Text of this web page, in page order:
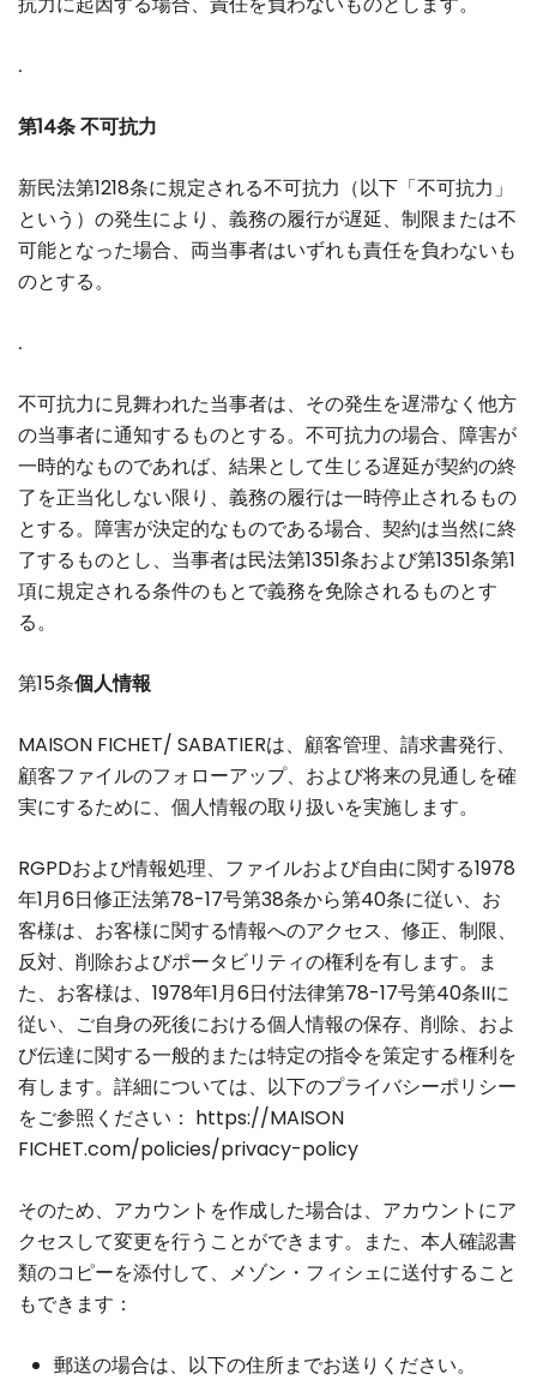
.
第14条 不可抗力
新民法第1218条に規定される不可抗力（以下「不可抗力」
という）の発生により、義務の履行が遅延、制限または不
可能となった場合、両当事者はいずれも責任を負わないも
のとする。
.
不可抗力に見舞われた当事者は、その発生を遅滞なく他方
の当事者に通知するものとする。不可抗力の場合、障害が
一時的なものであれば、結果として生じる遅延が契約の終
了を正当化しない限り、義務の履行は一時停止されるもの
とする。障害が決定的なものである場合、契約は当然に終
了するものとし、当事者は民法第1351条および第1351条第1
項に規定される条件のもとで義務を免除されるものとす
る。
第15条個人情報
MAISON FICHET/ SABATIERは、顧客管理、請求書発行、
顧客ファイルのフォローアップ、および将来の見通しを確
実にするために、個人情報の取り扱いを実施します。
RGPDおよび情報処理、ファイルおよび自由に関する1978
年1月6日修正法第78-17号第38条から第40条に従い、お
客様は、お客様に関する情報へのアクセス、修正、制限、
反対、削除およびポータビリティの権利を有します。ま
た、お客様は、1978年1月6日付法律第78-17号第40条IIに
従い、ご自身の死後における個人情報の保存、削除、およ
び伝達に関する一般的または特定の指令を策定する権利を
有します。詳細については、以下のプライバシーポリシー
をご参照ください： https://MAISON
FICHET.com/policies/privacy-policy
そのため、アカウントを作成した場合は、アカウントにア
クセスして変更を行うことができます。また、本人確認書
類のコピーを添付して、メゾン・フィシェに送付すること
もできます：
郵送の場合は、以下の住所までお送りください。